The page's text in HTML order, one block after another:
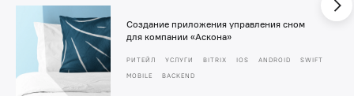
Создание приложения управления сном
для компании «Аскона»
РИТЕЙЛ УСЛУГИ BITRIX IOS ANDROID
SWIFT
MOBILE
BACKEND